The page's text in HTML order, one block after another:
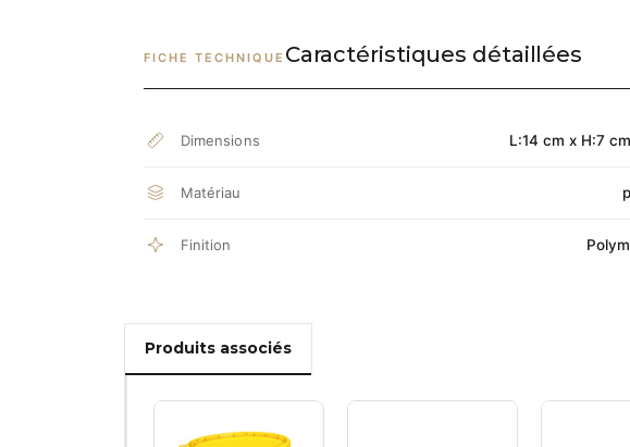
FICHE TECHNIQUE Caractéristiques détaillées
Dimensions L:14 cm x H:7
Matériau
Finition
Produits associés